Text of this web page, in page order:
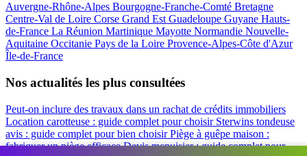
Auvergne-Rhône-Alpes Bourgogne-Franche-Comté Bretagne
Centre-Val de Loire Corse Grand EstGuadeloupe Guyane Hauts-
de-France La Réunion Martinique Mayotte Normandie Nouvelle-
Aquitaine Occitanie Pays de la Loire Provence-Alpes-Côte d'Azur
Île-de-France
Nos actualités les plus consultées
Peut-on inclure des travaux dans un rachat de crédits immobiliers
Location carotteuse : guide complet pour choisir Sterwins tondeuse
avis : guide complet pour bien choisirPiège à guêpe maison :
fabriquer un piège efficaceDevis menuisier : guide complet pour